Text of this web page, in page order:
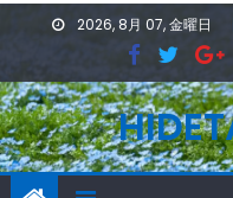
2026, 8月 07, 金曜日